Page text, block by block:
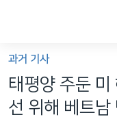
가
능
링세계
과거 기사
태평양 주둔 미
선 위해 베트